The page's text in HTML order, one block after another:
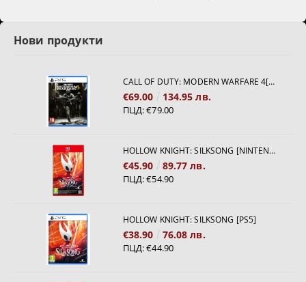
Нови продукти
CALL OF DUTY: MODERN WARFARE 4[PS5]
€69.00 134.95 лв.
ПЦД:€79.00
HOLLOW KNIGHT: SILKSONG [NINTENDO SWITCH 2]
€45.90 89.77 лв.
ПЦД:€54.90
HOLLOW KNIGHT: SILKSONG [PS5]
€38.90 76.08 лв.
ПЦД:€44.90